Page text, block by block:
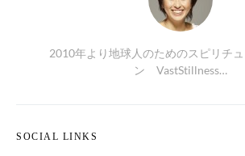
2010年より地球人のためのスピリチ
ン VastStillness…
SOCIAL LINKS